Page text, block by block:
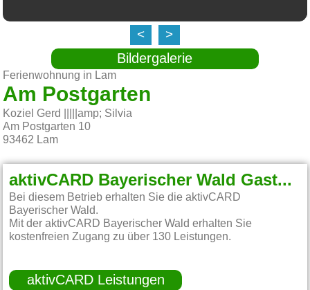
< >
Bildergalerie
Ferienwohnung in Lam
Am Postgarten
Koziel Gerd |||||amp; Silvia
Am Postgarten 10
93462 Lam
aktivCARD Bayerischer Wald Gastgeber:
Bei diesem Betrieb erhalten Sie die aktivCARD
Bayerischer Wald.
Mit der aktivCARD Bayerischer Wald erhalten Sie
kostenfreien Zugang zu über 130 Leistungen.
aktivCARD Leistungen